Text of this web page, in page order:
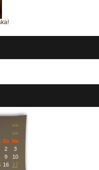
>>
>>
So Ne
2
3
9
10
16
17